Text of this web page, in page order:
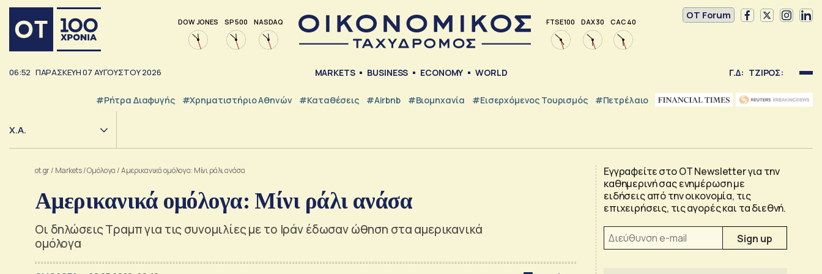
DOW JONES SP 500 NASDAQ FTSE 100 DAX 30 CAC 40
OT Forum
06:52 ΠΑΡΑΣΚΕΥΗ07 ΑΥΓΟΥΣΤΟΥ2026 MARKETS BUSINESS ECONOMY WORLD Γ.Δ: ΤΖΙΡΟΣ:
#ρήτρα Διαφυγής #Χρηματιστήριο Αθηνών #Καταθέσεις #Airbnb #Βιομηχανία #εισερχόμενος Τουρισμός #Πετρέλαιο
Χ.Α.
ot.gr/ Markets/Ομόλογα /Αμερικανικά ομόλογα: Μίνι ράλι ανάσα
Αμερικανικά ομόλογα: Μίνι ράλι ανάσα
Οι δηλώσεις Τραμπ για τις συνομιλίες με το Ιράν έδωσαν ώθηση στα αμερικανικά
ομόλογα
Εγγραφείτε στο OT Newsletter για την
καθημερινή σας ενημέρωση με
ειδήσεις από την οικονομία, τις
επιχειρήσεις, τις αγορές και τα διεθνή.